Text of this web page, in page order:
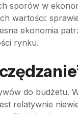
sporów w
wartości:
ekonomia
rynku.
do budżetu.
relatywnie